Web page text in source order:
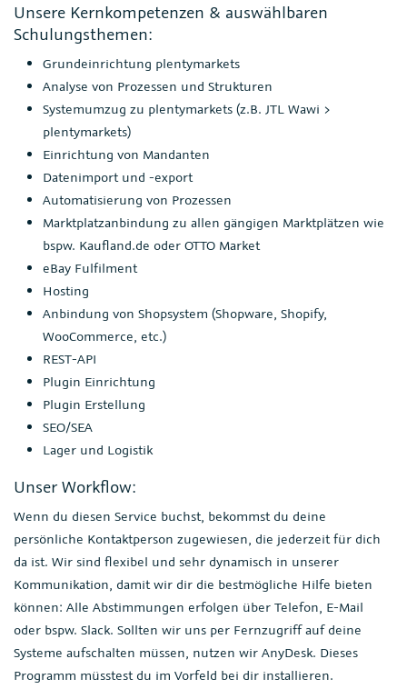
Unsere Kernkompetenzen & auswählbaren
Schulungsthemen:
Grundeinrichtung plentymarkets
Analyse von Prozessen und Strukturen
Systemumzug zu plentymarkets (z.B. JTL Wawi >
plentymarkets)
Einrichtung von Mandanten
Datenimport und -export
Automatisierung von Prozessen
Marktplatzanbindung zu allen gängigen Marktplätzen wie
bspw. Kaufland.de oder OTTO Market
eBay Fulfilment
Hosting
Anbindung von Shopsystem (Shopware, Shopify,
WooCommerce, etc.)
REST-API
Plugin Einrichtung
Plugin Erstellung
SEO/SEA
Lager und Logistik
Unser Workflow:
Wenn du diesen Service buchst, bekommst du deine
persönliche Kontaktperson zugewiesen, die jederzeit für dich
da ist. Wir sind flexibel und sehr dynamisch in unserer
Kommunikation, damit wir dir die bestmögliche Hilfe bieten
können: Alle Abstimmungen erfolgen über Telefon, E-Mail
oder bspw. Slack. Sollten wir uns per Fernzugriff auf deine
Systeme aufschalten müssen, nutzen wir AnyDesk. Dieses
Programm müsstest du im Vorfeld bei dir installieren.